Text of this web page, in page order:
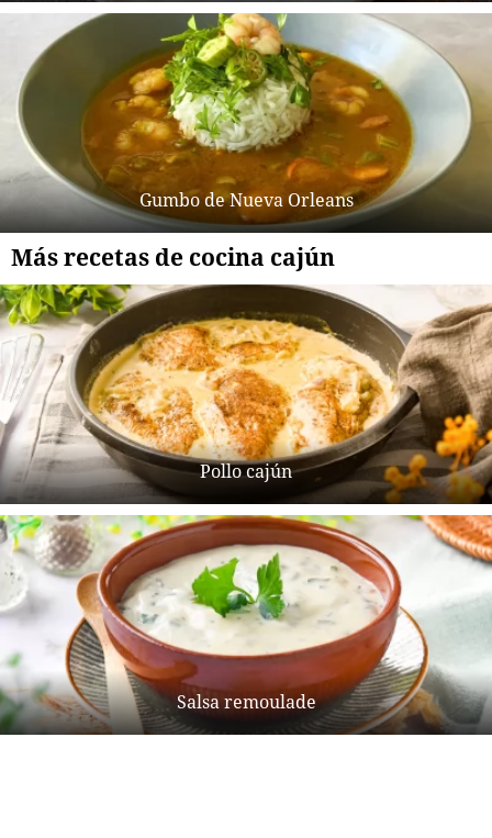
Gumbo de Nueva Orleans
Más recetas de cocina cajún
Pollo cajún
Salsa remoulade